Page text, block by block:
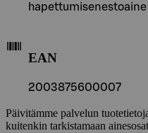
EAN
2003875600007
Päivitämme palvelun
kuitenkin tarkistamaan